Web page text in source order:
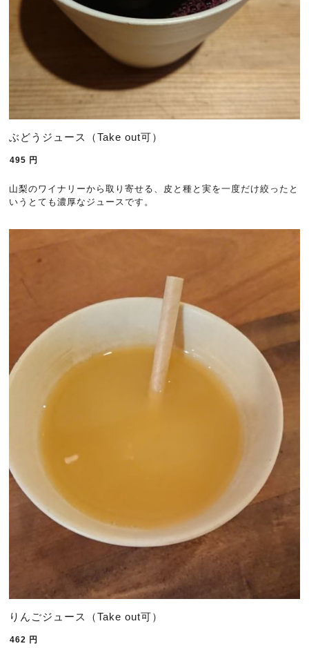
ぶどうジュース（Take out可）
495 円
山梨のワイナリーから取り寄せる、皮と種と実を一度だけ絞ったと
いうとても濃厚なジュースです。
りんごジュース（Take out可）
462 円